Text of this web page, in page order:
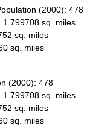
(2000): 478
sq. miles
sq. miles
sq. miles
(2000): 478
sq. miles
sq. miles
sq. miles